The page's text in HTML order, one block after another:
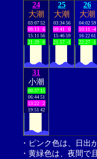
24
大潮
03:07 52
09:13
6
15:11 56
21:29
0
25
大潮
03:34 56
09:41
0
15:46 59
21:57 -1
26
大潮
04:02 59
10:11 -4
16:22 61
22:27 -1
31
小潮
00:37 15
06:44 51
13:22
2
19:51 42
・ピンク色は、日出
・黄緑色は、夜間で